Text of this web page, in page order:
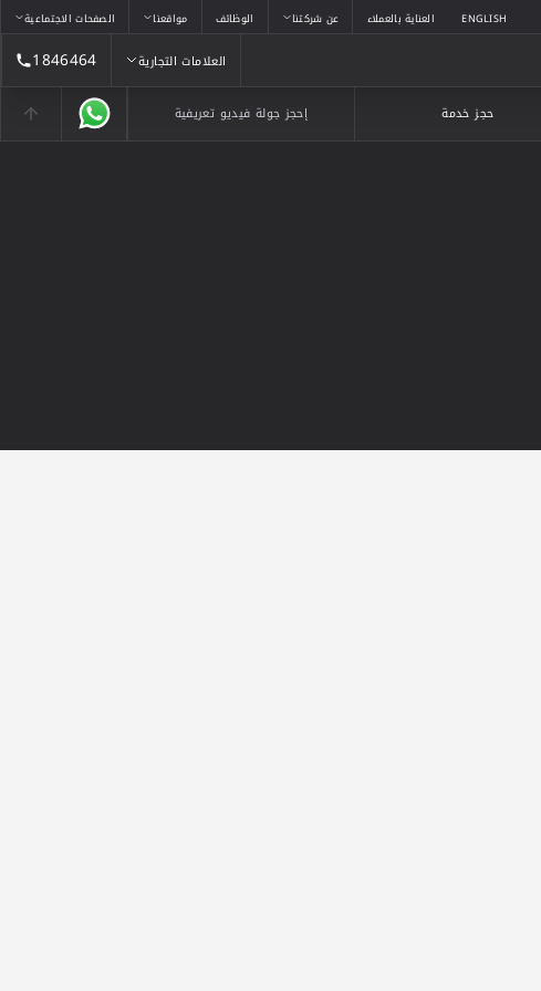
ENGLISH العناية بالعملاء عن شركتنا الوظائف مواقعنا الصفحات الاجتماعية
العلامات التجارية
العلامات التجارية
1846464
حجز خدمة إحجز جولة فيديو تعريفية